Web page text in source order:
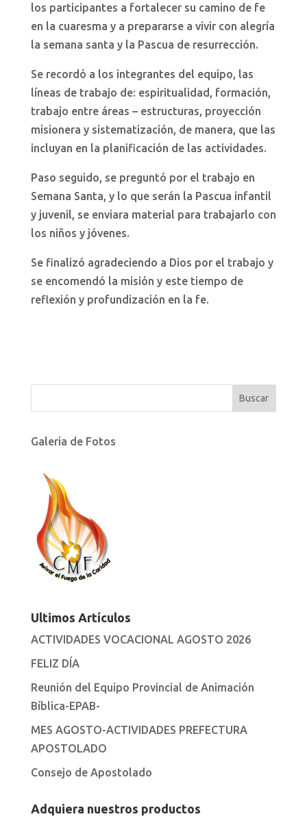
los participantes a fortalecer su camino de fe
en la cuaresma y a prepararse a vivir con alegría
la semana santa y la Pascua de resurrección.
Se recordó a los integrantes del equipo, las
líneas de trabajo de: espiritualidad, formación,
trabajo entre áreas – estructuras, proyección
misionera y sistematización, de manera, que las
incluyan en la planificación de las actividades.
Paso seguido, se preguntó por el trabajo en
Semana Santa, y lo que serán la Pascua infantil
y juvenil, se enviara material para trabajarlo con
los niños y jóvenes.
Se finalizó agradeciendo a Dios por el trabajo y
se encomendó la misión y este tiempo de
reflexión y profundización en la fe.
Galeria de Fotos
Ultimos Artículos
ACTIVIDADES VOCACIONAL AGOSTO 2026
FELIZ DÍA
Reunión del Equipo Provincial de Animación
Bíblica-EPAB-
MES AGOSTO-ACTIVIDADES PREFECTURA
APOSTOLADO
Consejo de Apostolado
Adquiera nuestros productos